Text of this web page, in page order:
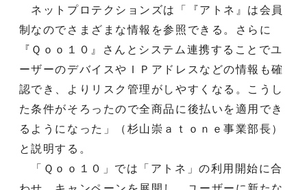
ネットプロテクションズは「『アトネ』は会員
制なのでさまざまな情報を参照できる。さらに
『Ｑｏｏ１０』さんとシステム連携することでユ
ーザーのデバイスやＩＰアドレスなどの情報も確
認でき、よりリスク管理がしやすくなる。こうし
た条件がそろったので全商品に後払いを適用でき
るようになった」（杉山崇ａｔｏｎｅ事業部長）
と説明する。
「Ｑｏｏ１０」では「アトネ」の利用開始に合